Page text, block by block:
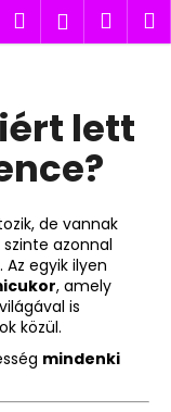
Keresés
lett
de vannak
azonnal
egyik ilyen
, amely
is
közül.
mindenki